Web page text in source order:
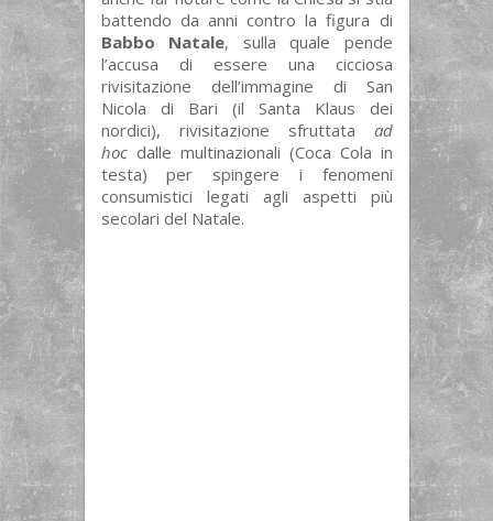
battendo da anni contro la figura di
Babbo Natale, sulla quale pende
l’accusa di essere una cicciosa
rivisitazione dell’immagine di San
Nicola di Bari (il Santa Klaus dei
nordici), rivisitazione sfruttata ad
hocdalle multinazionali (Coca Cola in
testa) per spingere i fenomeni
consumistici legati agli aspetti più
secolari del Natale.